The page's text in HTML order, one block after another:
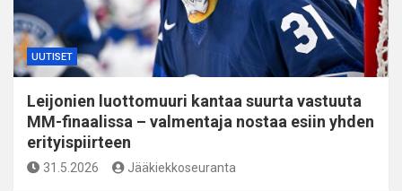
UUTISET
Leijonien luottomuuri kantaa suurta vastuuta
MM-finaalissa – valmentaja nostaa esiin yhden
erityispiirteen
31.5.2026 Jääkiekkoseuranta